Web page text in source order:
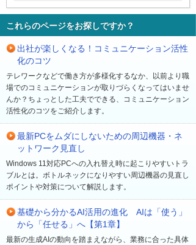
これらのページをお探しですか？
出社が楽しくなる！コミュニケーション活性
化のコツ
テレワークなどで働き方が多様化するなか、以前より職
場でのコミュニケーションが取りづらくなってはいませ
んか？ちょっとした工夫でできる、コミュニケーション
活性化のコツをご紹介します。
最新PCをムダにしないための周辺機器・ネ
ットワーク見直し
Windows 11対応PCへの入れ替え時に起こりやすいトラ
ブルとは。ボトルネックになりやすい周辺機器の見直し
ポイントや対策について解説します。
基礎から分かるAI活用の進化 AIは「使う」
から「任せる」へ【第1章】
最新の生成AIの動向を踏まえながら、業務に合った具体